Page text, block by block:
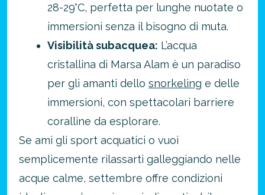
28-29°C, perfetta per lunghe nuotate o
immersioni senza il bisogno di muta.
Visibilità subacquea: L’acqua
cristallina di Marsa Alam è un paradiso
per gli amanti dello snorkeling e delle
immersioni, con spettacolari barriere
coralline da esplorare.
Se ami gli sport acquatici o vuoi
semplicemente rilassarti galleggiando nelle
acque calme, settembre offre condizioni